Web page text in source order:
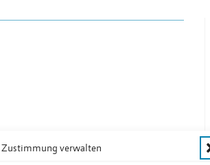
Zustimmung verwalten